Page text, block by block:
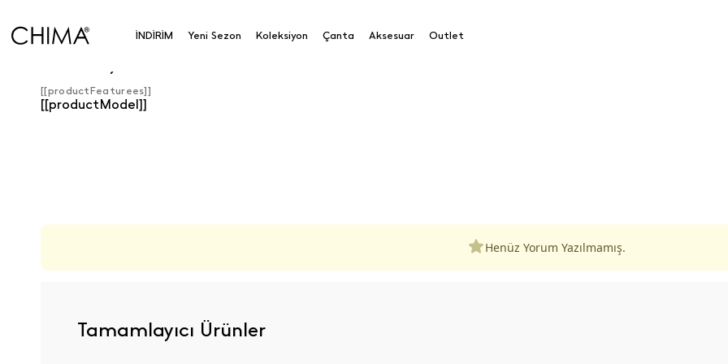
İNDİRİM Yeni Sezon Koleksiyon Çanta Aksesuar Outlet
[[productFeaturees]]
[[productModel]]
Henüz Yorum Yazılmamış.
Tamamlayıcı Ürünler